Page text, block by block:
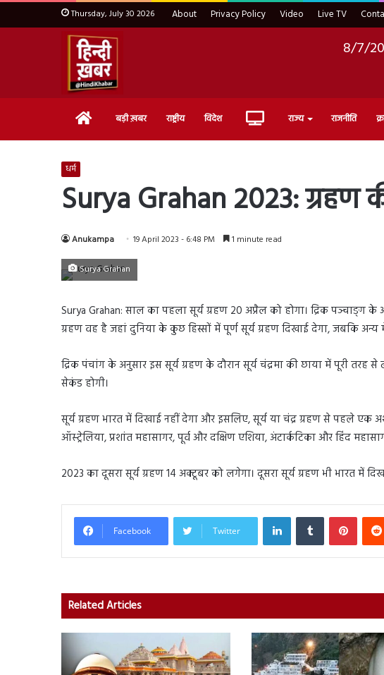
Thursday, July 30 2026 About Privacy Policy Video Live TV
8/7/
Home बड़ी ख़बर राष्ट्रीय विदेश Live राज्य राजनीति
धर्म
Surya Grahan 2023: ग्रहण
Anukampa 19 April 2023 - 6:48 PM 1 minute read
Surya Grahan
Surya Grahan: साल का पहला सूर्य ग्रहण 20 अप्रैल को होगा। द्रिक पञ्चाङ्ग
ग्रहण वह है जहां दुनिया के कुछ हिस्सों में पूर्ण सूर्य ग्रहण दिखाई देगा, जबकि
द्रिक पंचांग के अनुसार इस सूर्य ग्रहण के दौरान सूर्य चंद्रमा की छाया में पूरी तरह
सेकंड होगी।
सूर्य ग्रहण भारत में दिखाई नहीं देगा और इसलिए, सूर्य या चंद्र ग्रहण से पहले
ऑस्ट्रेलिया, प्रशांत महासागर, पूर्व और दक्षिण एशिया, अंटार्कटिका और हिंद
2023 का दूसरा सूर्य ग्रहण 14 अक्टूबर को लगेगा। दूसरा सूर्य ग्रहण भी भारत में
Facebook Twitter
LinkedInTumblr
Related Articles